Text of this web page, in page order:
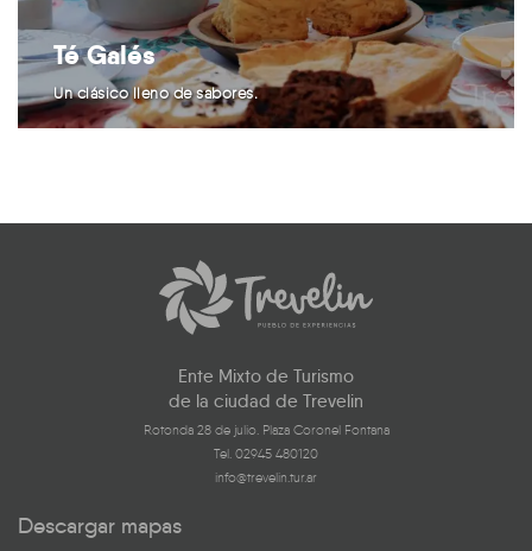
Té Galés
Un clásico lleno de sabores.
Ente Mixto de Turismo
de la ciudad de Trevelin
Rotonda 28 de julio. Plaza Coronel Fontana
Tel. 02945 480120
info@trevelin.tur.ar
Descargar mapas